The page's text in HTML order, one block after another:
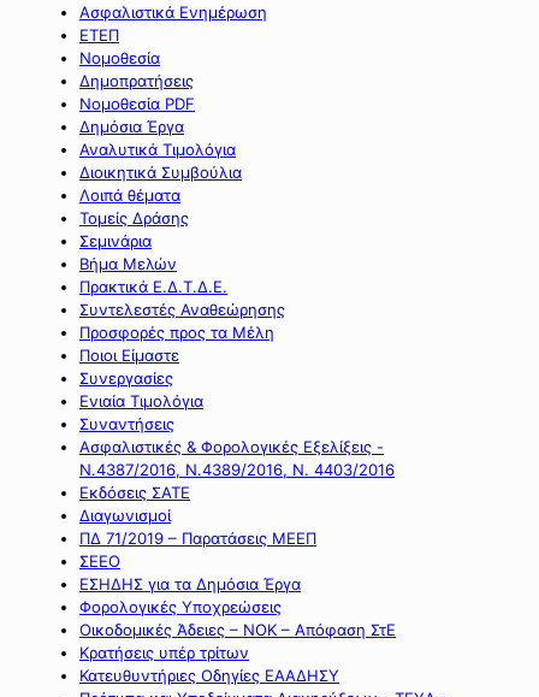
Ασφαλιστικά Ενημέρωση
ΕΤΕΠ
Νομοθεσία
Δημοπρατήσεις
Νομοθεσία PDF
Δημόσια Έργα
Αναλυτικά Τιμολόγια
Διοικητικά Συμβούλια
Λοιπά θέματα
Τομείς Δράσης
Σεμινάρια
Βήμα Μελών
Πρακτικά Ε.Δ.Τ.Δ.Ε.
Συντελεστές Αναθεώρησης
Προσφορές προς τα Μέλη
Ποιοι Είμαστε
Συνεργασίες
Ενιαία Τιμολόγια
Συναντήσεις
Ασφαλιστικές & Φορολογικές Εξελίξεις -
Ν.4387/2016, Ν.4389/2016, Ν. 4403/2016
Εκδόσεις ΣΑΤΕ
Διαγωνισμοί
ΠΔ 71/2019 – Παρατάσεις ΜΕΕΠ
ΣΕΕΟ
ΕΣΗΔΗΣ για τα Δημόσια Έργα
Φορολογικές Υποχρεώσεις
Οικοδομικές Άδειες – ΝΟΚ – Απόφαση ΣτΕ
Κρατήσεις υπέρ τρίτων
Κατευθυντήριες Οδηγίες ΕΑΑΔΗΣΥ